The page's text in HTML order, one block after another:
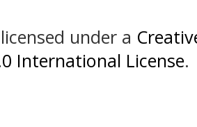
under a
International License.